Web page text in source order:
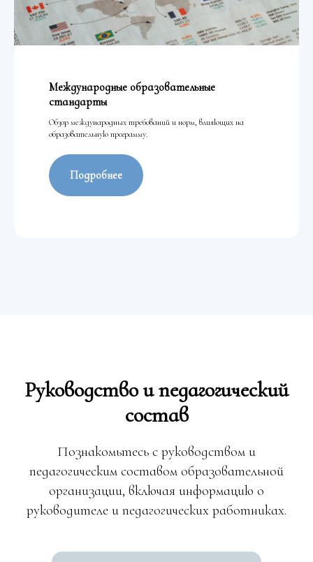
Международные образовательные
стандарты
Обзор международных требований и норм, влияющих на
образовательную программу.
Подробнее
Руководство и педагогический
состав
Познакомьтесь с руководством и
педагогическим составом образовательной
организации, включая информацию о
руководителе и педагогических работниках.